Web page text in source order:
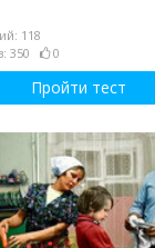
118
350
0
Пройти тест